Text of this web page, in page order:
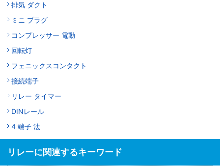
排気 ダクト
ミニ プラグ
コンプレッサー 電動
回転灯
フェニックスコンタクト
接続端子
リレー タイマー
DINレール
4 端子 法
リレーに関連するキーワード